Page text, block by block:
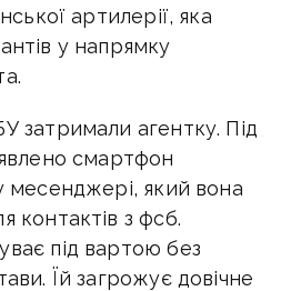
артилерії, яка
у напрямку
затримали агентку. Під
смартфон
месенджері, який вона
контактів з фсб.
під вартою без
Їй загрожує довічне